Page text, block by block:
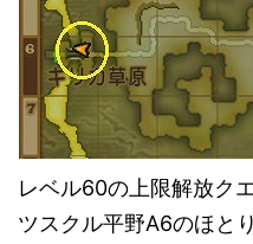
レベル60の上限解放ク
ツスクル平野A6のほと